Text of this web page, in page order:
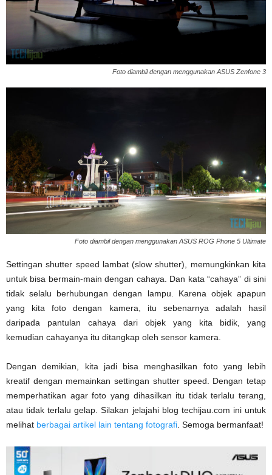
Foto diambil dengan menggunakan ASUS Zenfone 3
Foto diambil dengan menggunakan ASUS ROG Phone 5 Ultimate
Settingan shutter speed lambat (slow shutter), memungkinkan kita
untuk bisa bermain-main dengan cahaya. Dan kata “cahaya” di sini
tidak selalu berhubungan dengan lampu. Karena objek apapun
yang kita foto dengan kamera, itu sebenarnya adalah hasil
daripada pantulan cahaya dari objek yang kita bidik, yang
kemudian cahayanya itu ditangkap oleh sensor kamera.
Dengan demikian, kita jadi bisa menghasilkan foto yang lebih
kreatif dengan memainkan settingan shutter speed. Dengan tetap
memperhatikan agar foto yang dihasilkan itu tidak terlalu terang,
atau tidak terlalu gelap. Silakan jelajahi blog techijau.com ini untuk
melihat berbagai artikel lain tentang fotografi . Semoga bermanfaat!